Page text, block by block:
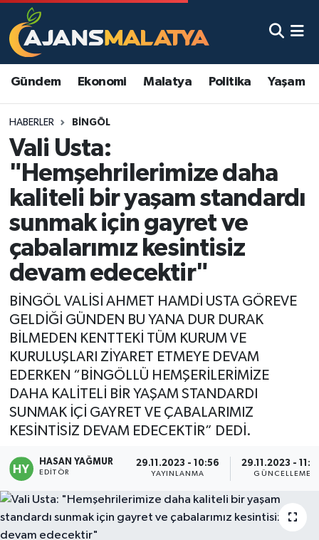
Gündem Ekonomi Malatya Politika Yaşam
HABERLER BINGÖL
Vali Usta:
"Hemşehrilerimize daha
kaliteli bir yaşam standardı
sunmak için gayret ve
çabalarımız kesintisiz
devam edecektir"
BİNGÖL VALİSİ AHMET HAMDİ USTA GÖREVE
GELDİĞİ GÜNDEN BU YANA DUR DURAK
BİLMEDEN KENTTEKİ TÜM KURUM VE
KURULUŞLARI ZİYARET ETMEYE DEVAM
EDERKEN “BİNGÖLLÜ HEMŞERİLERİMİZE
DAHA KALİTELİ BİR YAŞAM STANDARDI
SUNMAK İÇİ GAYRET VE ÇABALARIMIZ
KESİNTİSİZ DEVAM EDECEKTİR” DEDİ.
HASAN YAĞMUR
EDITÖR
29.11.2023 - 10:56
YAYINLANMA
29.11.2023 -
GÜNCELLEME
Asayiş
Eğitim
Gündem
Kadın
Kültür & Sanat
Magazin
Politika
Sağlık
Spor
Teknoloji
Malatya Nöbetçi Eczaneler
Malatya Namaz Vakitleri
Malatya Trafik Yoğunluk Haritası
TFF 3.Lig 2.Grup Puan Durumu ve Fikstür
Tüm Manşetler
Son Dakika Haberleri
Haber Arşivi